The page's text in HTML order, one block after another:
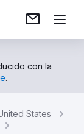
con la
.
States